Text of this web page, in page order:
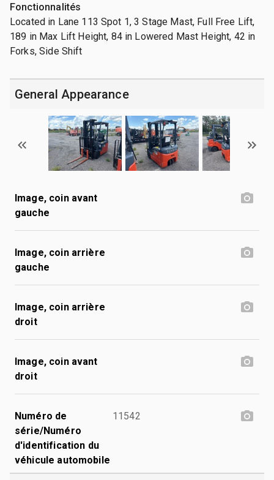
Fonctionnalités
Located in Lane 113 Spot 1, 3 Stage Mast, Full Free Lift,
189 in Max Lift Height, 84 in Lowered Mast Height, 42 in
Forks, Side Shift
General Appearance
Image, coin avant
gauche
Image, coin arrière
gauche
Image, coin arrière
droit
Image, coin avant
droit
Numéro de
série/Numéro
d'identification du
véhicule automobile
11542